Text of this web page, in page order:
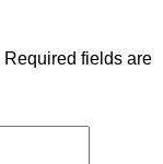
Required fields are